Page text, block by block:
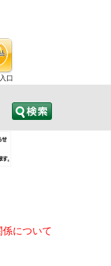
口
について